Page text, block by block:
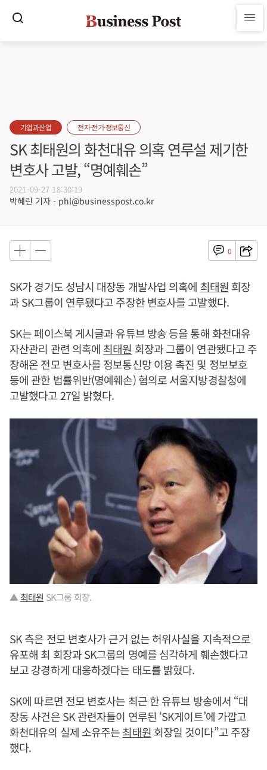
기업과산업 전자·전기·정보통신
SK 최태원의 화천대유 의혹 연루설 제기한
변호사 고발, “명예훼손”
2021-09-27 18:30:19
박혜린 기자 - phl@businesspost.co.kr
0
SK가 경기도 성남시 대장동 개발사업 의혹에 최태원 회장
과 SK그룹이 연루됐다고 주장한 변호사를 고발했다.
SK는 페이스북 게시글과 유튜브 방송 등을 통해 화천대유
자산관리 관련 의혹에 최태원 회장과 그룹이 연관됐다고 주
장해온 전모 변호사를 정보통신망 이용 촉진 및 정보보호
등에 관한 법률위반(명예훼손) 혐의로 서울지방경찰청에
고발했다고 27일 밝혔다.
▲최태원 SK그룹 회장.
SK 측은 전모 변호사가 근거 없는 허위사실을 지속적으로
유포해 최 회장과 SK그룹의 명예를 심각하게 훼손했다고
보고 강경하게 대응하겠다는 태도를 밝혔다.
SK에 따르면 전모 변호사는 최근 한 유튜브 방송에서 “대
장동 사건은 SK 관련자들이 연루된 ‘SK게이트’에 가깝고
화천대유의 실제 소유주는최태원 회장일 것이다”고 주장
했다.